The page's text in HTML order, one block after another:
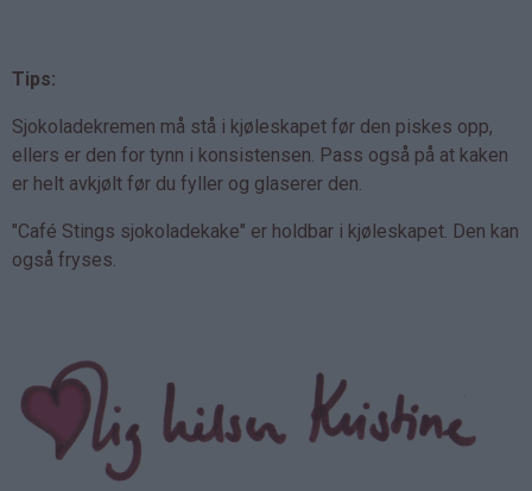
Tips:
Sjokoladekremen må stå i kjøleskapet før den piskes opp,
ellers er den for tynn i konsistensen. Pass også på at kaken
er helt avkjølt før du fyller og glaserer den.
"Café Stings sjokoladekake" er holdbar i kjøleskapet. Den kan
også fryses.